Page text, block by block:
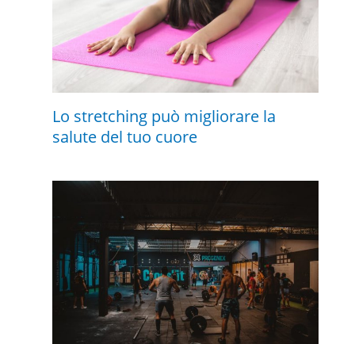
Lo stretching può migliorare la
salute del tuo cuore